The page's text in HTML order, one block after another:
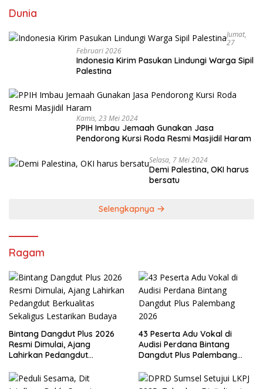
Dunia
Jumat,
27
Februari 2026
Indonesia Kirim Pasukan Lindungi Warga Sipil
Palestina
Kamis, 23 Mei 2024
PPIH Imbau Jemaah Gunakan Jasa
Pendorong Kursi Roda Resmi Masjidil Haram
Selasa, 7 Mei 2024
Demi Palestina, OKI harus
bersatu
Selengkapnya
Ragam
Bintang Dangdut Plus 2026
Resmi Dimulai, Ajang
Lahirkan Pedangdut
Lestarikan Budaya
43 Peserta Adu Vokal di
Audisi Perdana Bintang
Dangdut Plus Palembang